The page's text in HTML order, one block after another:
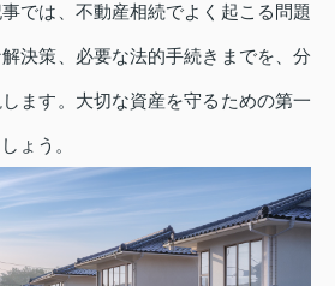
では、不動産相続でよく起こる問題
決策、必要な法的手続きまでを、分
ます。大切な資産を守るための第一
ょう。